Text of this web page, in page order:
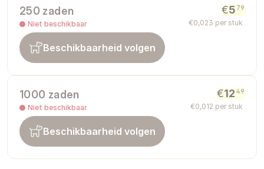
250 zaden
Niet beschikbaar
€5 79
€0,023 per stuk
Beschikbaarheid volgen
1000 zaden
Niet beschikbaar
€12 49
€0,012 per stuk
Beschikbaarheid volgen